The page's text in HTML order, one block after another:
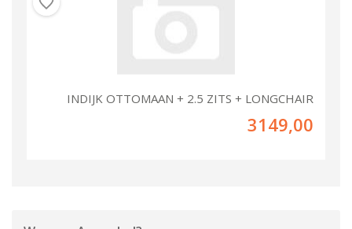
INDIJK OTTOMAAN + 2.5 ZITS + LONGCHAIR
3149,00